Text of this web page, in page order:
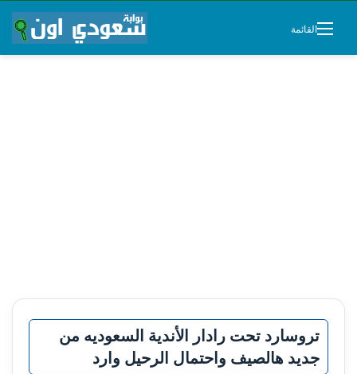
القائمة
تروسارد تحت رادار الأندية السعوديه من
جديد هالصيف واحتمال الرحيل وارد